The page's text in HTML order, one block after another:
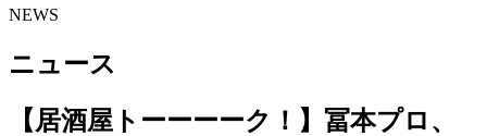
NEWS
ニュース
【居酒屋トーーーーク！】冨本プロ、